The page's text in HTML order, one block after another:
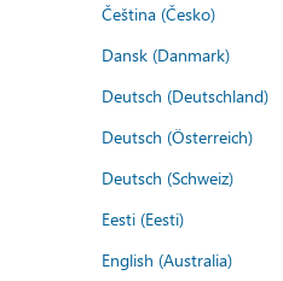
Čeština (Česko)
Dansk (Danmark)
Deutsch (Deutschland)
Deutsch (Österreich)
Deutsch (Schweiz)
Eesti (Eesti)
English (Australia)